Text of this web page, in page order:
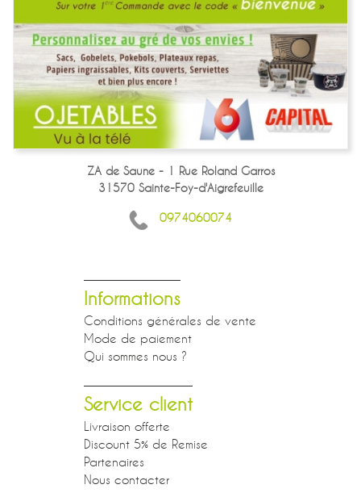
ZA de Saune - 1 Rue Roland Garros
31570 Sainte-Foy-d'Aigrefeuille
0974060074
Informations
Conditions générales de vente
Mode de paiement
Qui sommes nous ?
Service client
Livraison offerte
Discount 5% de Remise
Partenaires
Nous contacter